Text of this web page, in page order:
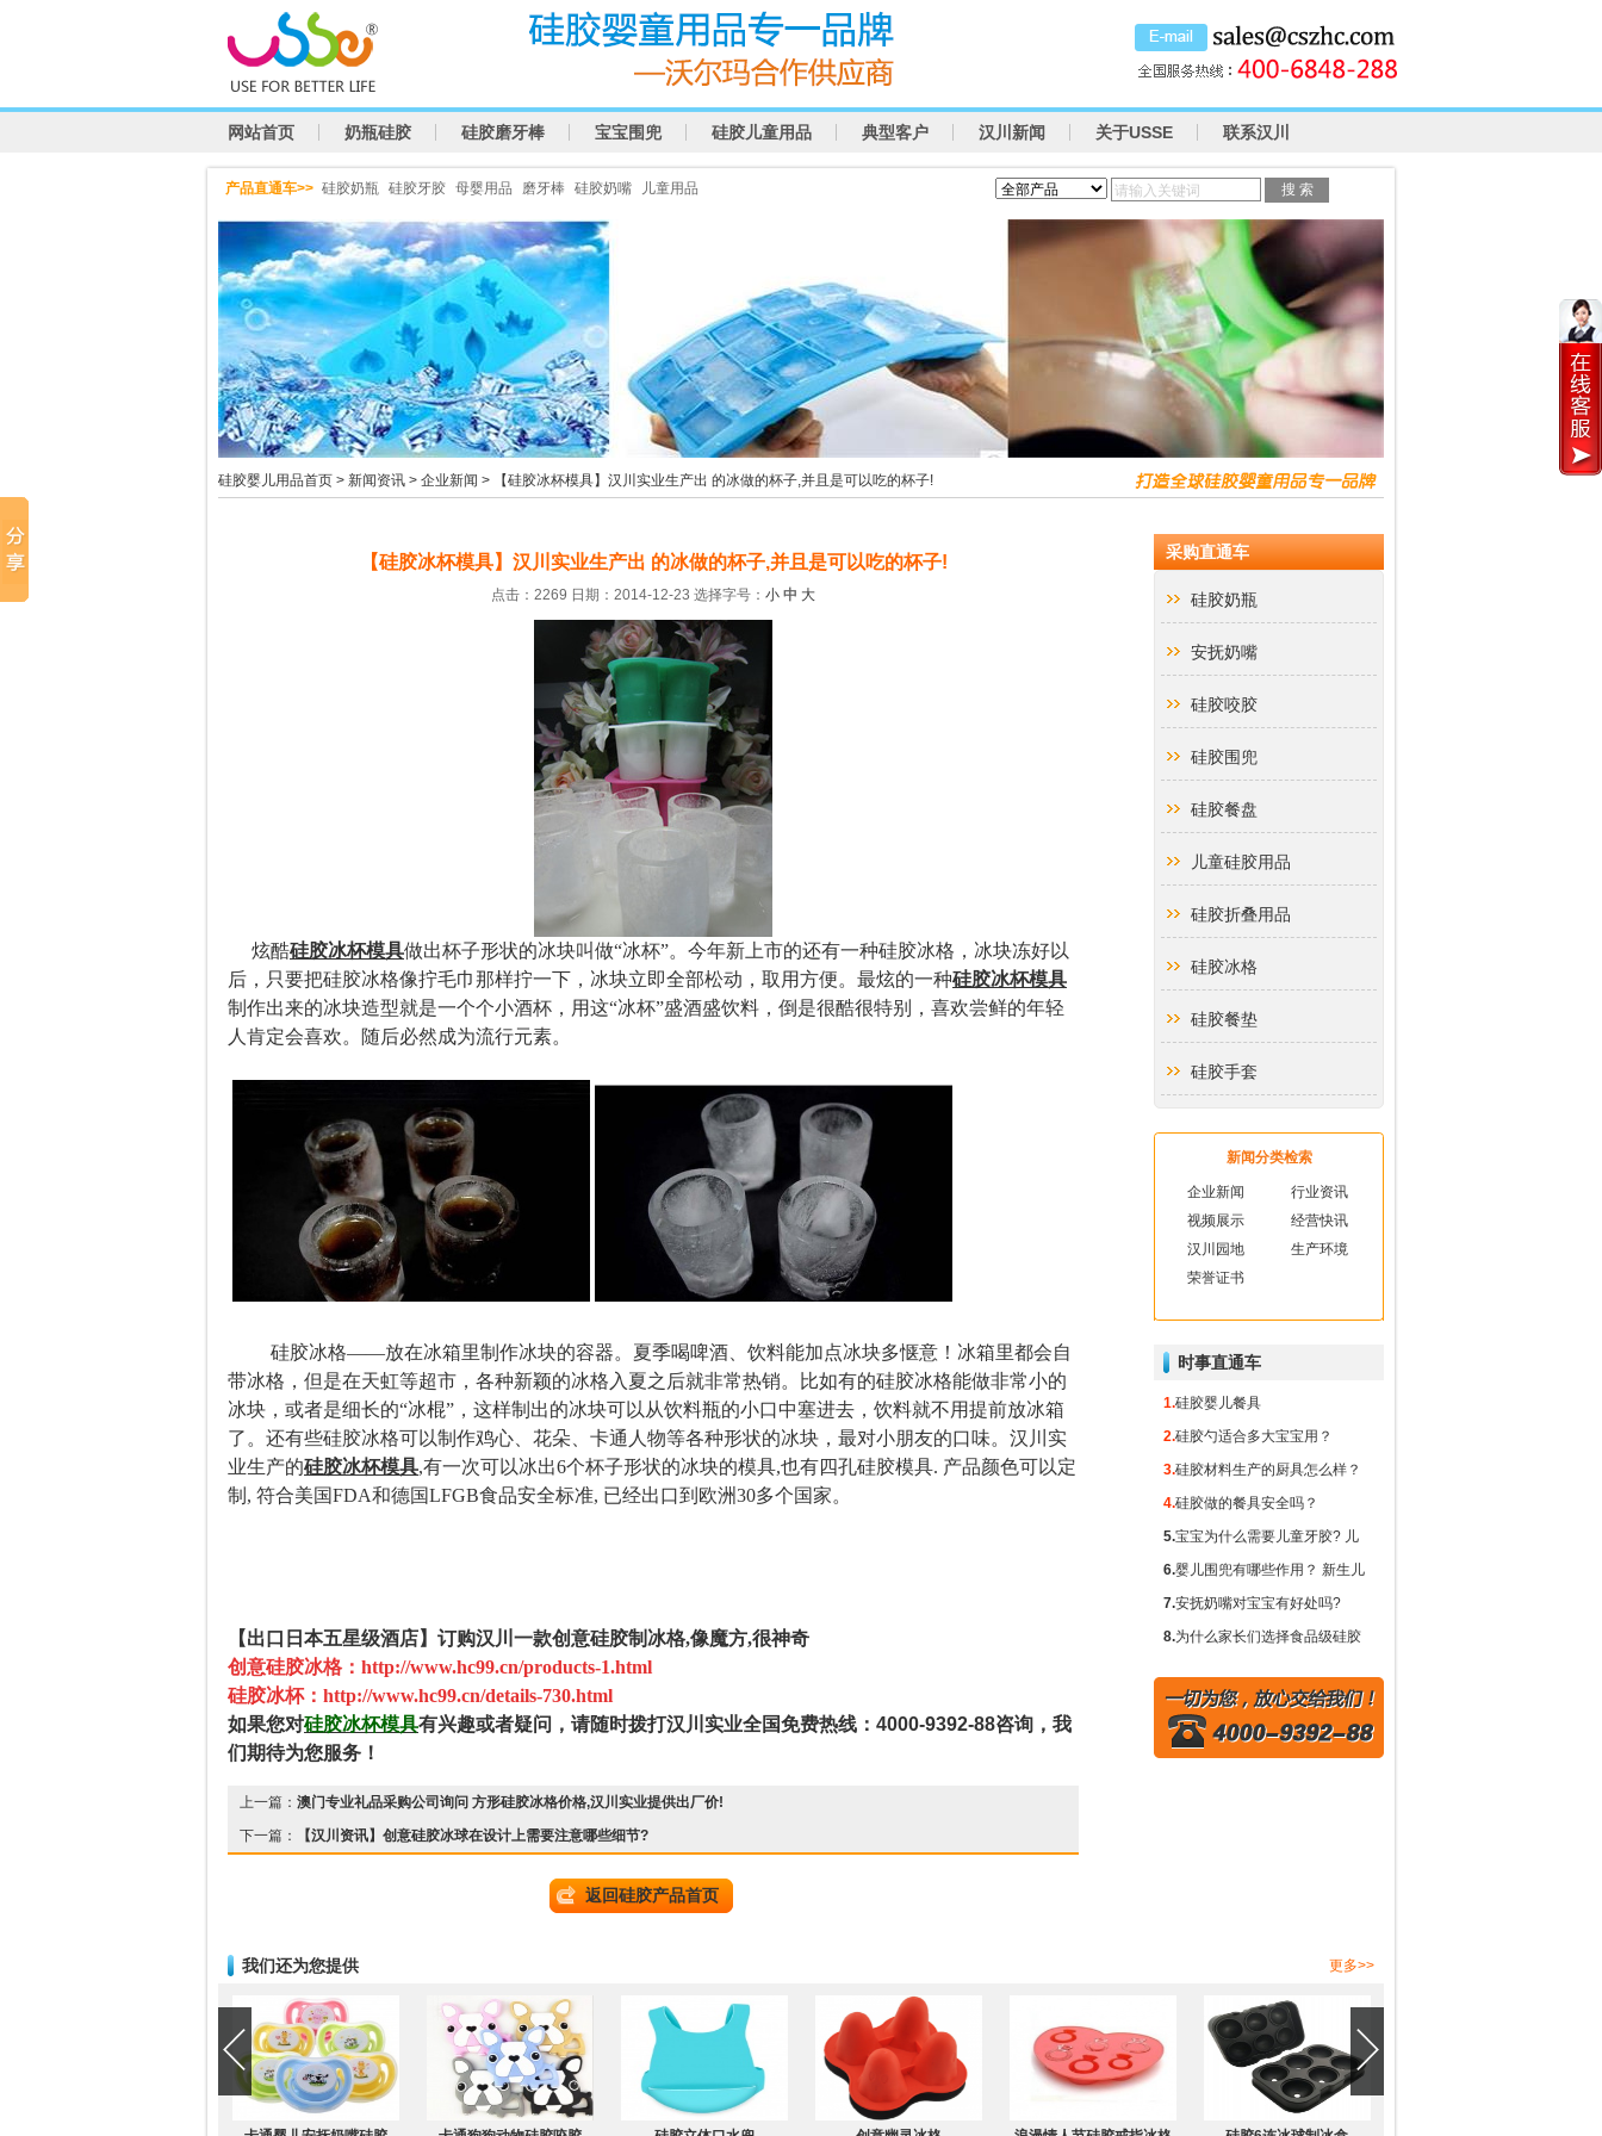
网站首页 奶瓶硅胶 硅胶磨牙棒 宝宝围兜 硅胶儿童用品 典型客户 汉川新闻 关于USSE 联系汉川
请输入关键词
产品直通车>> 硅胶奶瓶 硅胶牙胶 母婴用品 磨牙棒 硅胶奶嘴 儿童用品
硅胶婴儿用品首页 > 新闻资讯 > 企业新闻 > 【硅胶冰杯模具】汉川实业生产出 的冰做的杯子,并且是可以吃的杯子!
【硅胶冰杯模具】汉川实业生产出 的冰做的杯子,并且是可以吃的杯子!
点击：2269 日期：2014-12-23 选择字号： 小 中 大
炫酷硅胶冰杯模具做出杯子形状的冰块叫做“冰杯”。今年新上市的还有一种硅胶冰格，冰块冻好以
后，只要把硅胶冰格像拧毛巾那样拧一下，冰块立即全部松动，取用方便。最炫的一种硅胶冰杯模具
制作出来的冰块造型就是一个个小酒杯，用这“冰杯”盛酒盛饮料，倒是很酷很特别，喜欢尝鲜的年轻
人肯定会喜欢。随后必然成为流行元素。
硅胶冰格——放在冰箱里制作冰块的容器。夏季喝啤酒、饮料能加点冰块多惬意！冰箱里都会自
带冰格，但是在天虹等超市，各种新颖的冰格入夏之后就非常热销。比如有的硅胶冰格能做非常小的
冰块，或者是细长的“冰棍”，这样制出的冰块可以从饮料瓶的小口中塞进去，饮料就不用提前放冰箱
了。还有些硅胶冰格可以制作鸡心、花朵、卡通人物等各种形状的冰块，最对小朋友的口味。 汉川实
业生产的硅胶冰杯模具,有一次可以冰出6个杯子形状的冰块的模具,也有四孔硅胶模具. 产品颜色可以定
制, 符合美国FDA和德国LFGB食品安全标准, 已经出口到欧洲30多个国家。
【出口日本五星级酒店】订购汉川一款创意硅胶制冰格,像魔方,很神奇
创意硅胶冰格： http://www.hc99.cn/products-1.html
硅胶冰杯： http://www.hc99.cn/details-730.html
如果您对硅胶冰杯模具有兴趣或者疑问，请随时拨打汉川实业全国免费热线： 4000-9392-88咨询，我
们期待为您服务！
上一篇： 澳门专业礼品采购公司询问 方形硅胶冰格价格,汉川实业提供出厂价!
下一篇：
【汉川资讯】创意硅胶冰球在设计上需要注意哪些细节?
返回硅胶产品首页
采购直通车
硅胶奶瓶
安抚奶嘴
硅胶咬胶
硅胶围兜
硅胶餐盘
儿童硅胶用品
硅胶折叠用品
硅胶冰格
硅胶餐垫
硅胶手套
硅胶玻纤垫
硅胶隔热垫
新闻分类检索
企业新闻
行业资讯
视频展示
经营快讯
汉川园地
生产环境
荣誉证书
时事直通车
1.硅胶婴儿餐具
2.硅胶勺适合多大宝宝用？
3.硅胶材料生产的厨具怎么样？
4.硅胶做的餐具安全吗？
5.宝宝为什么需要儿童牙胶? 儿
童牙胶对出牙期的宝宝有什么重
要作用？
6.婴儿围兜有哪些作用？ 新生儿
需要围兜吗？
7.安抚奶嘴对宝宝有好处吗?
8.为什么家长们选择食品级硅胶
我们还为您提供 更多>>